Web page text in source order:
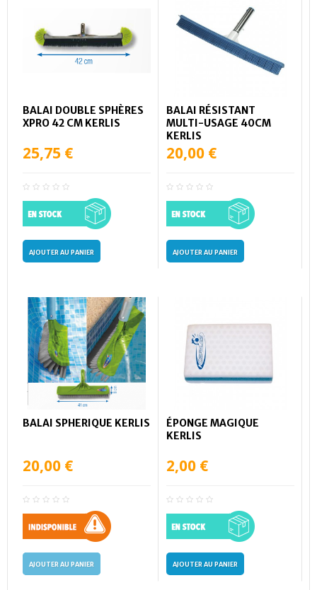
BALAI DOUBLE SPHÈRES
XPRO 42 CM KERLIS
25,75 €
AJOUTER AU PANIER
BALAI RÉSISTANT
MULTI-USAGE 40CM
KERLIS
20,00 €
AJOUTER AU PANIER
BALAI SPHERIQUE KERLIS
20,00 €
AJOUTER AU PANIER
ÉPONGE MAGIQUE
KERLIS
2,00 €
AJOUTER AU PANIER